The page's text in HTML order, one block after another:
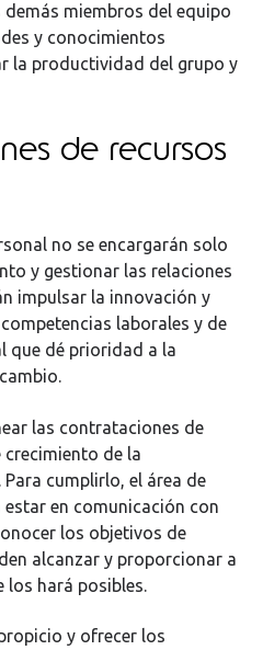
miembros del equipo
y conocimientos
la productividad del grupo y
de recursos
no se encargarán solo
y gestionar las relaciones
impulsar la innovación y
laborales y de
que dé prioridad a la
las contrataciones de
de la
cumplirlo, el área de
en comunicación con
los objetivos de
alcanzar y proporcionar a
los hará posibles.
y ofrecer los